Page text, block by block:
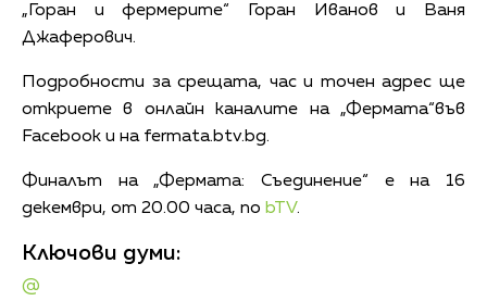
„Горан и фермерите“ Горан Иванов и Ваня
Джаферович.
Подробности за срещата, час и точен адрес ще
откриете в онлайн каналите на „Фермата“във
Facebook и на fermata.btv.bg.
Финалът на „Фермата: Съединение“ е на 16
декември, от 20.00 часа, по bTV.
Ключови думи:
@